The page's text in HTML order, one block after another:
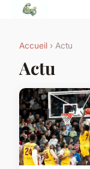
Accueil › Actu
Actu